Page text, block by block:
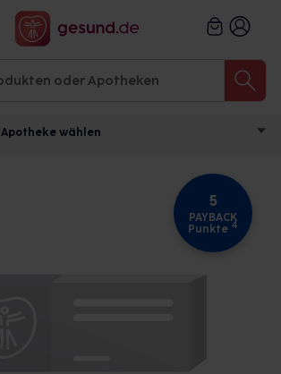
Apotheke wählen
5
PAYBACK
Punkte 4